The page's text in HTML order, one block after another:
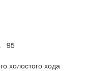
95
холостого хода